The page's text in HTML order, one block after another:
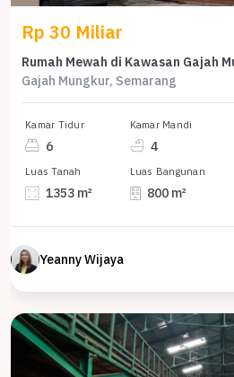
Rp 30 Miliar
Gajah Mungkur, Semarang
Kamar Tidur
6
Kamar Mandi
4
Luas Tanah
1353 m²
Luas Bangunan
800 m²
Yeanny Wijaya